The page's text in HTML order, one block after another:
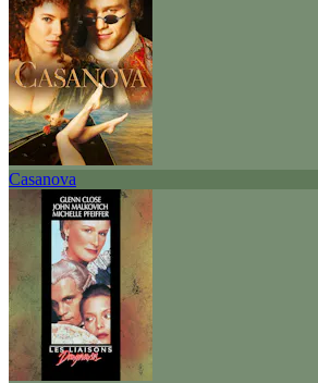
Casanova